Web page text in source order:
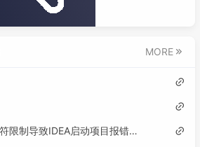
MORE
傻逼Windows 8191 字符限制导致IDEA启动项目报错误: 找不到或无法加载主类